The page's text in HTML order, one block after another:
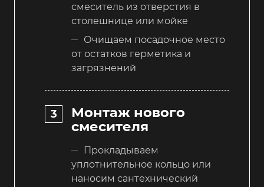
смеситель из отверстия в
столешнице или мойке
Очищаем посадочное место
от остатков герметика и
загрязнений
Монтаж нового
смесителя
Прокладываем
уплотнительное кольцо или
наносим сантехнический